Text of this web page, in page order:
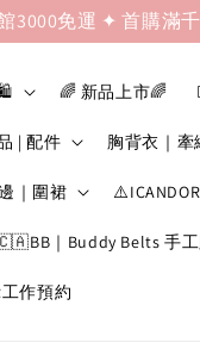
3000免運 ✦ 首購滿
🌈 新品上市🌈
| 配件 胸背衣｜牽
｜圍裙
｜Buddy Belts 手
作預約